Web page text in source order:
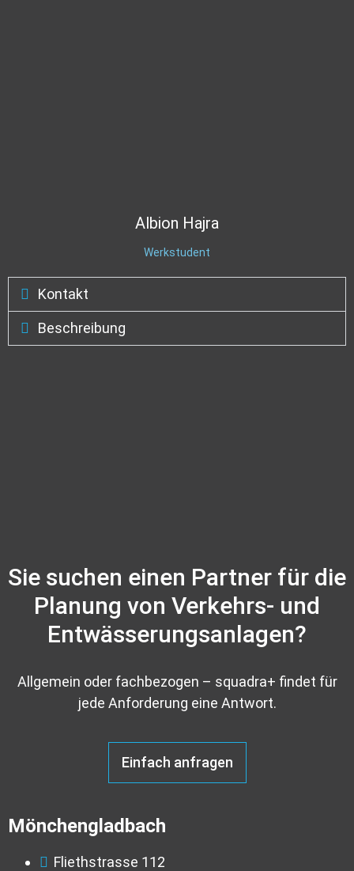
Albion Hajra
Werkstudent
Kontakt
Beschreibung
Sie suchen einen Partner für die
Planung von Verkehrs- und
Entwässerungsanlagen?
Allgemein oder fachbezogen – squadra+ findet für
jede Anforderung eine Antwort.
Einfach anfragen
Mönchengladbach
Fliethstrasse 112